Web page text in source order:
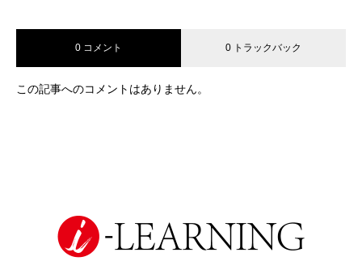
0 コメント 0 トラックバック
この記事へのコメントはありません。